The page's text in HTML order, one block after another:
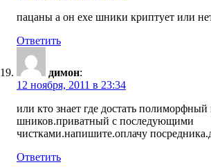
пацаны а он exe шники криптует или
Ответить
димон:
12 ноября, 2011 в 23:34
или кто знает где достать полиморфный
шников.приватный с последующими
чистками.напишите.оплачу
Ответить